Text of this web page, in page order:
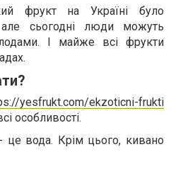
фрукт на Україні було
сьогодні люди можуть
І майже всі фрукти
yesfrukt.com/ekzoticni-frukti
особливості.
це вода. Крім цього, кивано